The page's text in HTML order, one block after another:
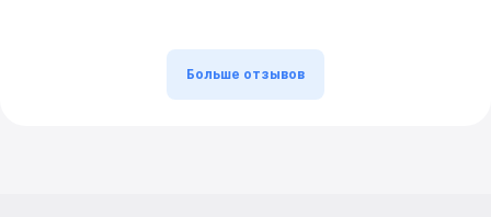
Больше отзывов